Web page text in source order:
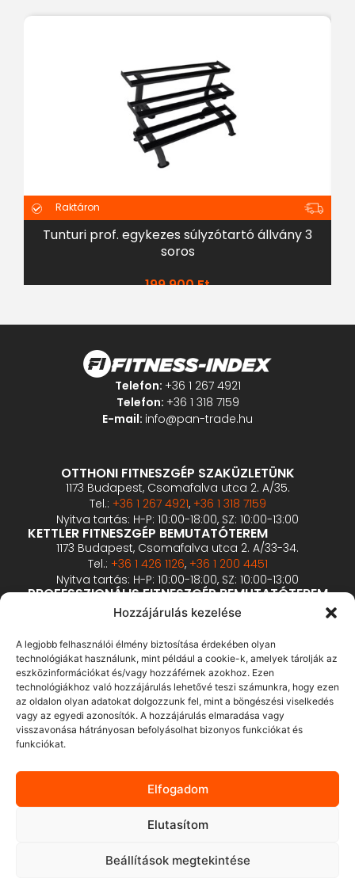
Hozzájárulás kezelése
A legjobb felhasználói élmény biztosítása érdekében olyan
technológiákat használunk, mint például a cookie-k, amelyek tárolják az
eszközinformációkat és/vagy hozzáférnek azokhoz. Ezen
technológiákhoz való hozzájárulás lehetővé teszi számunkra, hogy ezen
az oldalon olyan adatokat dolgozzunk fel, mint a böngészési viselkedés
vagy az egyedi azonosítók. A hozzájárulás elmaradása vagy
visszavonása hátrányosan befolyásolhat bizonyos funkciókat és
funkciókat.
Elfogadom
Elutasítom
Beállítások megtekintése
Raktáron
Tunturi prof. egykezes súlyzótartó állvány 3
soros
199 900Ft
Telefon: +36 1 267 4921
Telefon: +36 1 318 7159
E-mail: info@pan-trade.hu
OTTHONI FITNESZGÉP SZAKÜZLETÜNK
1173 Budapest, Csomafalva utca 2. A/35.
Tel.: +36 1 267 4921, +36 1 318 7159
Nyitva tartás: H-P: 10:00-18:00, SZ: 10:00-13:00
KETTLER FITNESZGÉP BEMUTATÓTEREM
1173 Budapest, Csomafalva utca 2. A/33-34.
Tel.: +36 1 426 1126, +36 1 200 4451
Nyitva tartás: H-P: 10:00-18:00, SZ: 10:00-13:00
PROFESSZIONÁLIS FITNESZGÉP BEMUTATÓTEREM
2360 Gyál, Vállalkozó u. 12.
+36 1 900 0657
Nyitva tartás: előzetes bejelentkezés alapján
ÁSZF
Adatvédelmi tájékoztató
Fizetés és szállítás
Bankkártyás fizetés tájékoztató